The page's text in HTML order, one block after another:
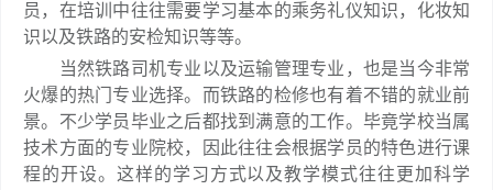
员，在培训中往往需要学习基本的乘务礼仪知识，化妆知
识以及铁路的安检知识等等。
当然铁路司机专业以及运输管理专业，也是当今非常
火爆的热门专业选择。而铁路的检修也有着不错的就业前
景。不少学员毕业之后都找到满意的工作。毕竟学校当属
技术方面的专业院校，因此往往会根据学员的特色进行课
程的开设。这样的学习方式以及教学模式往往更加科学